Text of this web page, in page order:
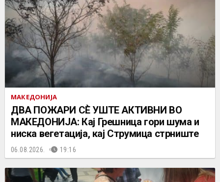
МАКЕДОНИЈА
ДВА ПОЖАРИ СÈ УШТЕ АКТИВНИ ВО
МАКЕДОНИЈА: Кај Грешница гори шума и
ниска вегетација, кај Струмица стрниште
06.08.2026. 19:16